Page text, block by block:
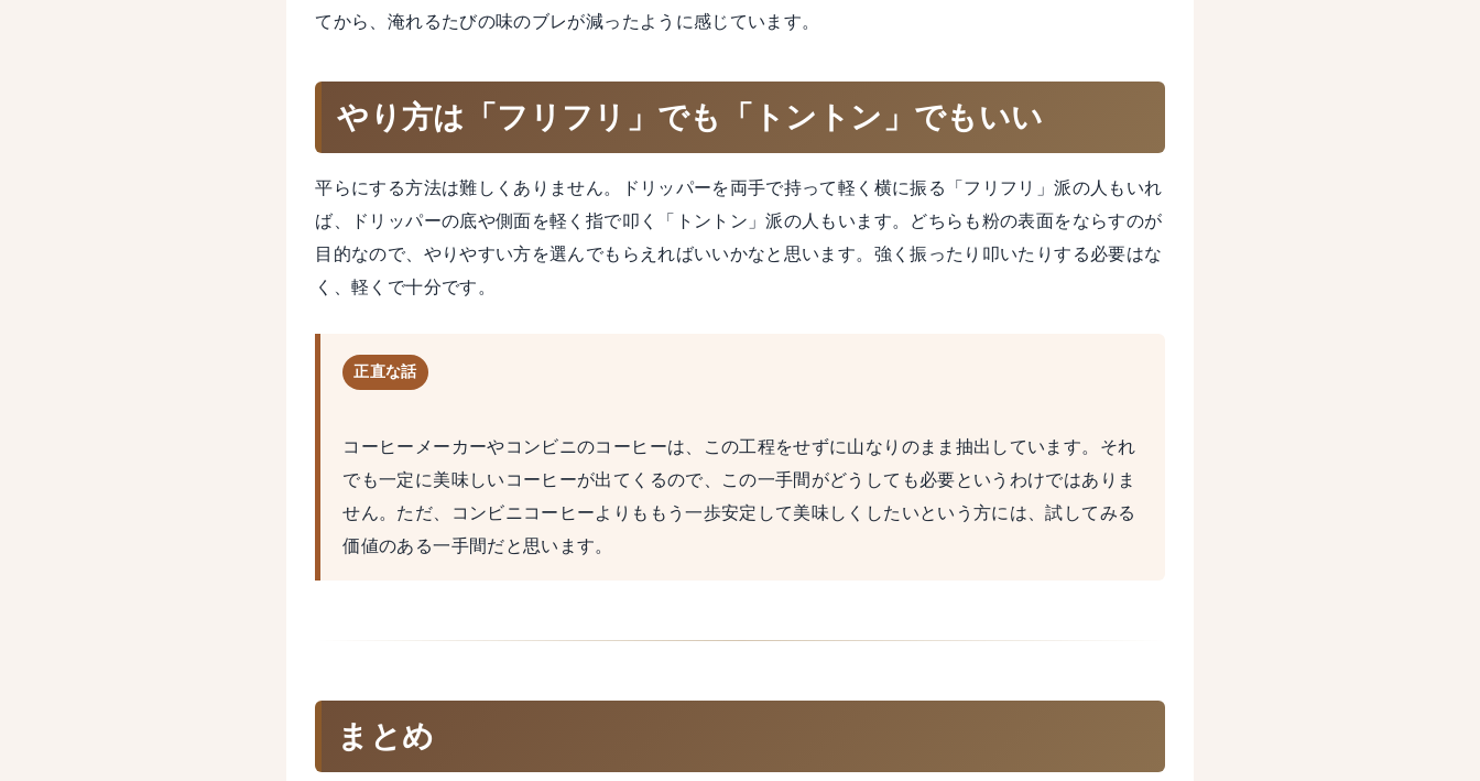
てから、淹れるたびの味のブレが減ったように感じています。
やり方は「フリフリ」でも「トントン」でもいい
平らにする方法は難しくありません。ドリッパーを両手で持って軽く横に振る「フリフリ」派の人もいれ
ば、ドリッパーの底や側面を軽く指で叩く「トントン」派の人もいます。どちらも粉の表面をならすのが
目的なので、やりやすい方を選んでもらえればいいかなと思います。強く振ったり叩いたりする必要はな
く、軽くで十分です。
正直な話
コーヒーメーカーやコンビニのコーヒーは、この工程をせずに山なりのまま抽出しています。それ
でも一定に美味しいコーヒーが出てくるので、この一手間がどうしても必要というわけではありま
せん。ただ、コンビニコーヒーよりももう一歩安定して美味しくしたいという方には、試してみる
価値のある一手間だと思います。
まとめ